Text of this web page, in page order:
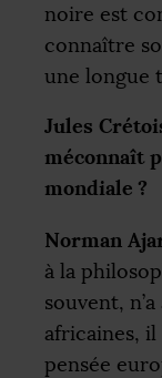
noire est
connaître
une longue
Jules
méconnaît
mondiale ?
Norman
à la
souvent,
africaines,
pensée